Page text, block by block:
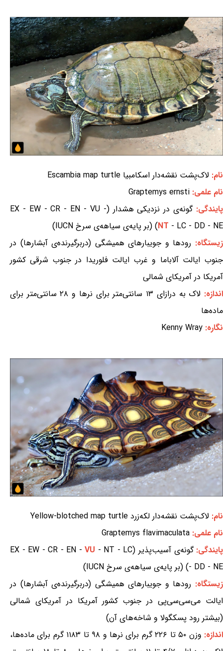
نام: لاک‌پشت نقشه‌دار اسکامبیا Escambia map turtle
نام علمی: Graptemys ernsti
پایندگی:گونه‌ی در نزدیکی هشدار (EX - EW - CR - EN - VU -
NT - LC - DD - NE) (بر پایه‌ی سیاهه‌ی سرخ IUCN)
زیستگاه: رودها و جویبارهای همیشگی (دربرگیرنده‌ی آبشارها) در
جنوب ایالت آلاباما و غرب ایالت فلوریدا در جنوب شرقی کشور
آمریکا در آمریکای شمالی
اندازه:
لاک به درازای ۱۳ سانتی‌متر برای نرها و ۲۸ سانتی‌متر برای
ماده‌ها
نگاره: Kenny Wray
نام: لاک‌پشت نقشه‌دار لکه‌زرد Yellow-blotched map turtle
نام علمی: Graptemys flavimaculata
پایندگی:گونه‌ی آسیب‌پذیر (EX - EW - CR - EN - VU - NT - LC
- DD - NE) (بر پایه‌ی سیاهه‌ی سرخ IUCN)
زیستگاه: رودها و جویبارهای همیشگی (دربرگیرنده‌ی آبشارها) در
ایالت می‌سی‌سی‌پی در جنوب کشور آمریکا در آمریکای شمالی
(بیشتر رود پسکگولا و شاخه‌های آن)
اندازه:
وزن ۵۰ تا ۲۲۶ گرم برای نرها و ۹۸ تا ۱۱۸۳ گرم برای ماده‌ها،